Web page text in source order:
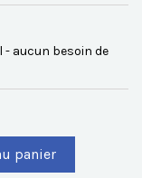
- aucun besoin de
panier